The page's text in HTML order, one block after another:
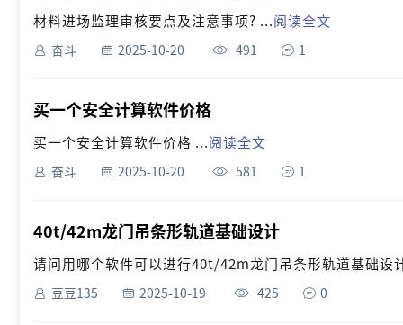
材料进场监理审核要点及注意事项? ...阅读全文
奋斗 2025-10-20 491 1
买一个安全计算软件价格
买一个安全计算软件价格 ...阅读全文
奋斗 2025-10-20 581 1
40t/42m龙门吊条形轨道基础设计
请问用哪个软件可以进行40t/42m龙门吊条形轨道基础设
豆豆135 2025-10-19 425 0